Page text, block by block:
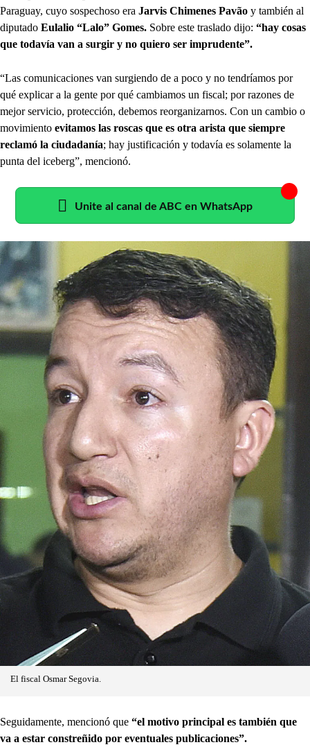
Paraguay, cuyo sospechoso era Jarvis Chimenes Pavão y también al
diputado Eulalio “Lalo” Gomes. Sobre este traslado dijo: “hay cosas
que todavía van a surgir y no quiero ser imprudente”.
“Las comunicaciones van surgiendo de a poco y no tendríamos por
qué explicar a la gente por qué cambiamos un fiscal; por razones de
mejor servicio, protección, debemos reorganizarnos. Con un cambio o
movimiento evitamos las roscas que es otra arista que siempre
reclamó la ciudadanía; hay justificación y todavía es solamente la
punta del iceberg”, mencionó.
Unite al canal de ABC en WhatsApp
El fiscal Osmar Segovia.
Seguidamente, mencionó que “el motivo principal es también que
va a estar constreñido por eventuales publicaciones”.